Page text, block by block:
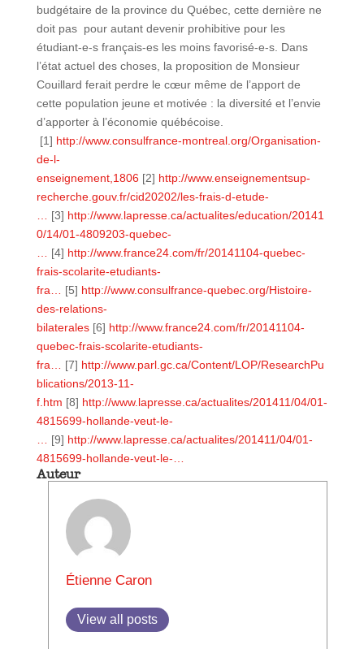
budgétaire de la province du Québec, cette dernière ne
doit pas pour autant devenir prohibitive pour les
étudiant-e-s français-es les moins favorisé-e-s. Dans
l’état actuel des choses, la proposition de Monsieur
Couillard ferait perdre le cœur même de l’apport de
cette population jeune et motivée : la diversité et l’envie
d’apporter à l’économie québécoise.
[1] http://www.consulfrance-montreal.org/Organisation-
de-l-
enseignement,1806[2] http://www.enseignementsup-
recherche.gouv.fr/cid20202/les-frais-d-etude-
… [3] http://www.lapresse.ca/actualites/education/20141
0/14/01-4809203-quebec-
… [4] http://www.france24.com/fr/20141104-quebec-
frais-scolarite-etudiants-
fra… [5] http://www.consulfrance-quebec.org/Histoire-
des-relations-
bilaterales[6] http://www.france24.com/fr/20141104-
quebec-frais-scolarite-etudiants-
fra… [7] http://www.parl.gc.ca/Content/LOP/ResearchPu
blications/2013-11-
f.htm [8] http://www.lapresse.ca/actualites/201411/04/01-
4815699-hollande-veut-le-
… [9] http://www.lapresse.ca/actualites/201411/04/01-
4815699-hollande-veut-le-…
Auteur
Étienne Caron
View all posts